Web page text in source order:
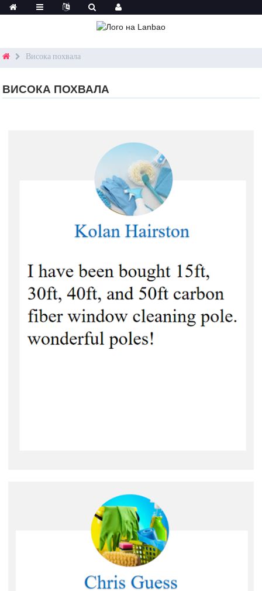
Висока похвала
ВИСОКА ПОХВАЛА